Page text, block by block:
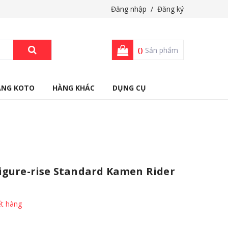
Đăng nhập / Đăng ký
() Sản phẩm
KOTO HÀNG KHÁC DỤNG CỤ
rise Standard Kamen Rider
hàng